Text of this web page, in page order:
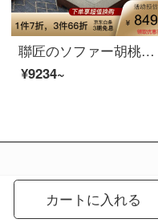
聯匠のソファー胡桃木の実木ソファセット現代中国式ソファリビングセット家具の木の角を曲がった布芸ソファーのそばにいくつか【売られていません】
¥9234~
カートに入れる